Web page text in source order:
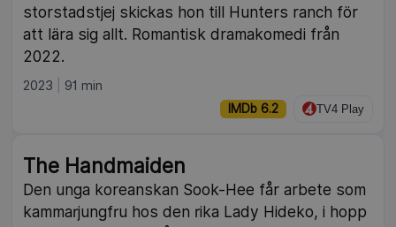
storstadstjej skickas hon till Hunters ranch för
att lära sig allt. Romantisk dramakomedi från
2022.
2023 91 min
IMDb 6.2 TV4 Play
The Handmaiden
Den unga koreanskan Sook-Hee får arbete som
kammarjungfru hos den rika Lady Hideko, i hopp